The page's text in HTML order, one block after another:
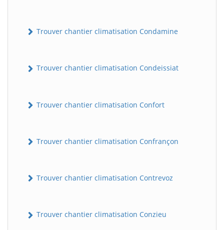
Trouver chantier climatisation Condamine
Trouver chantier climatisation Condeissiat
Trouver chantier climatisation Confort
Trouver chantier climatisation Confrançon
Trouver chantier climatisation Contrevoz
Trouver chantier climatisation Conzieu